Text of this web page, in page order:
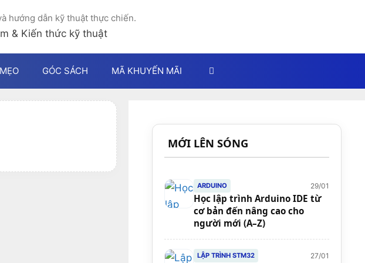
hướng dẫn kỹ thuật thực chiến.
MẸO GÓC SÁCH MÃ KHUYẾN MÃI
MỚI LÊN SÓNG
ARDUINO 29/01
Học lập trình Arduino IDE từ
cơ bản đến nâng cao cho
người mới (A–Z)
LẬP TRÌNH STM32 27/01